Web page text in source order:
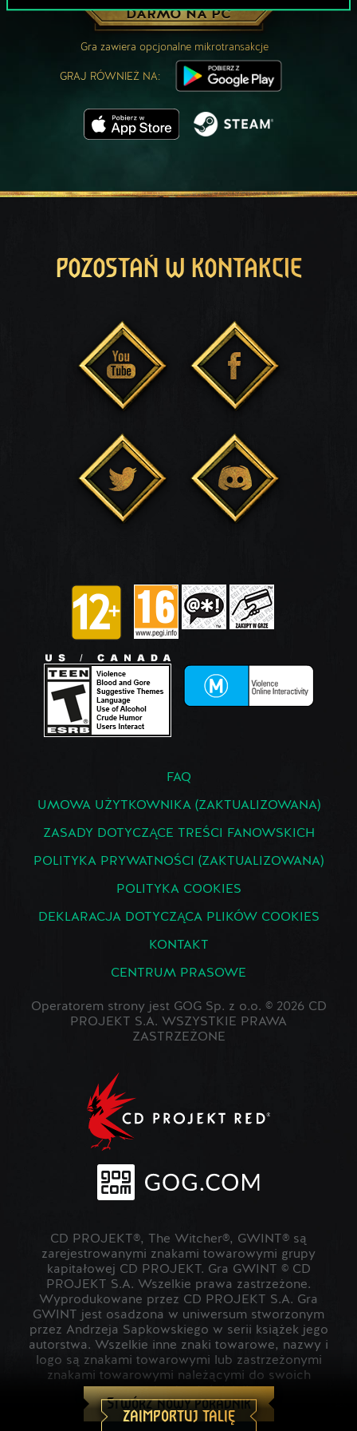
Stwórz nowy poradnik
ZAIMPORTUJ TALIĘ
DARMO NA PC
Gra zawiera opcjonalne mikrotransakcje
GRAJ RÓWNIEŻ NA:
POZOSTAŃ W KONTAKCIE
FAQ
UMOWA UŻYTKOWNIKA (ZAKTUALIZOWANA)
ZASADY DOTYCZĄCE TREŚCI FANOWSKICH
POLITYKA PRYWATNOŚCI (ZAKTUALIZOWANA)
POLITYKA COOKIES
DEKLARACJA DOTYCZĄCA PLIKÓW COOKIES
KONTAKT
CENTRUM PRASOWE
Operatorem strony jest GOG Sp. z o.o. © 2026 CD
PROJEKT S.A. WSZYSTKIE PRAWA
ZASTRZEŻONE
CD PROJEKT®, The Witcher®, GWINT® są
zarejestrowanymi znakami towarowymi grupy
kapitałowej CD PROJEKT. Gra GWINT © CD
PROJEKT S.A. Wszelkie prawa zastrzeżone.
Wyprodukowane przez CD PROJEKT S.A. Gra
GWINT jest osadzona w uniwersum stworzonym
przez Andrzeja Sapkowskiego w serii książek jego
autorstwa. Wszelkie inne znaki towarowe, nazwy i
logo są znakami towarowymi lub zastrzeżonymi
znakami towarowymi należącymi do swoich
prawowitych właścicieli.